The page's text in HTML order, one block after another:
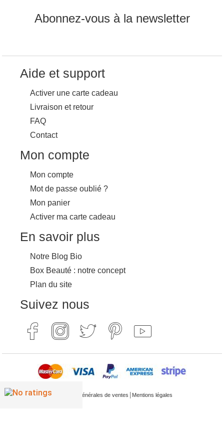
Abonnez-vous à la newsletter
Aide et support
Activer une carte cadeau
Livraison et retour
FAQ
Contact
Mon compte
Mon compte
Mot de passe oublié ?
Mon panier
Activer ma carte cadeau
En savoir plus
Notre Blog Bio
Box Beauté : notre concept
Plan du site
Suivez nous
Conditions générales de ventes Mentions légales